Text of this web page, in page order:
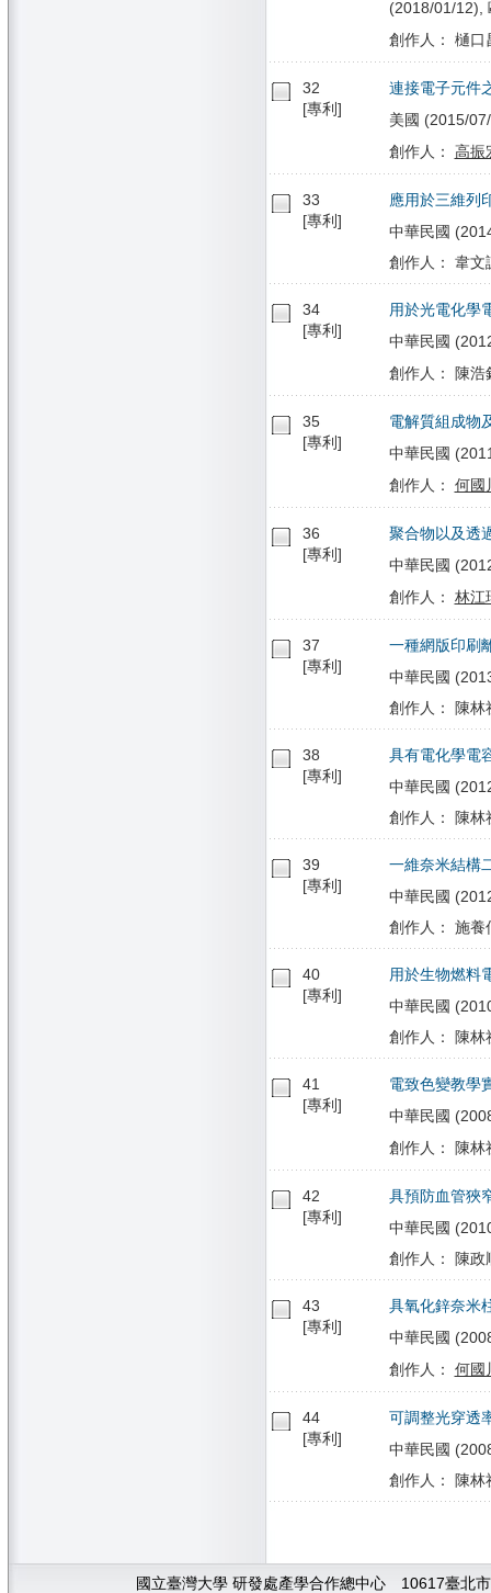
(2018/01/12),
創作人： 樋
32
[專利]
連接電子元件
美國 (2015/
創作人： 高振
33
[專利]
應用於三維列
中華民國
創作人： 韋文
34
[專利]
用於光電化學
中華民國
創作人： 陳
35
[專利]
電解質組成物
中華民國
創作人： 何國
36
[專利]
聚合物以及透
中華民國
創作人： 林江
37
[專利]
一種網版印刷
中華民國
創作人： 陳林
38
[專利]
具有電化學電
中華民國
創作人： 陳林
39
[專利]
一維奈米結構
中華民國
創作人： 施養
40
[專利]
用於生物燃料
中華民國
創作人： 陳林
41
[專利]
電致色變教學
中華民國
創作人： 陳
42
[專利]
具預防血管狹
中華民國
創作人： 陳政
43
[專利]
具氧化鋅奈米
中華民國
創作人： 何國
44
[專利]
可調整光穿透
中華民國
創作人： 陳林
國立臺灣大學 研發處產學合作總中心 10617臺